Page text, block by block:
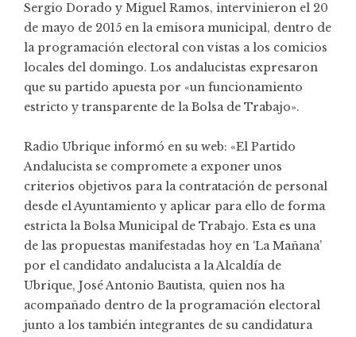
Sergio Dorado y Miguel Ramos, intervinieron el 20
de mayo de 2015 en la emisora municipal, dentro de
la programación electoral con vistas a los comicios
locales del domingo. Los andalucistas expresaron
que su partido apuesta por «un funcionamiento
estricto y transparente de la Bolsa de Trabajo».
Radio Ubrique informó en su web: «El Partido
Andalucista se compromete a exponer unos
criterios objetivos para la contratación de personal
desde el Ayuntamiento y aplicar para ello de forma
estricta la Bolsa Municipal de Trabajo. Esta es una
de las propuestas manifestadas hoy en ‘La Mañana’
por el candidato andalucista a la Alcaldía de
Ubrique, José Antonio Bautista, quien nos ha
acompañado dentro de la programación electoral
junto a los también integrantes de su candidatura